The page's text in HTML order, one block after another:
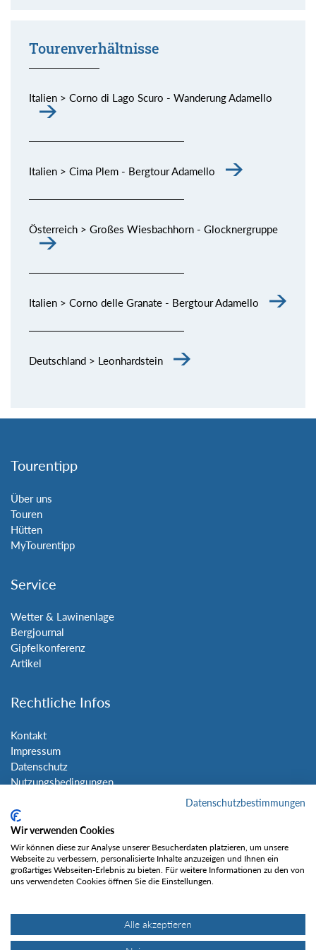
Tourenverhältnisse
Italien > Corno di Lago Scuro - Wanderung Adamello
Italien > Cima Plem - Bergtour Adamello
Österreich > Großes Wiesbachhorn - Glocknergruppe
Italien > Corno delle Granate - Bergtour Adamello
Deutschland > Leonhardstein
Tourentipp
Über uns
Touren
Hütten
MyTourentipp
Service
Wetter & Lawinenlage
Bergjournal
Gipfelkonferenz
Artikel
Rechtliche Infos
Kontakt
Impressum
Datenschutz
Nutzungsbedingungen
Social Media
Gefällt mir
Datenschutzbestimmungen
Wir verwenden Cookies
Wir können diese zur Analyse unserer Besucherdaten platzieren, um unsere
Webseite zu verbessern, personalisierte Inhalte anzuzeigen und Ihnen ein
großartiges Webseiten-Erlebnis zu bieten. Für weitere Informationen zu den von
uns verwendeten Cookies öffnen Sie die Einstellungen.
Alle akzeptieren